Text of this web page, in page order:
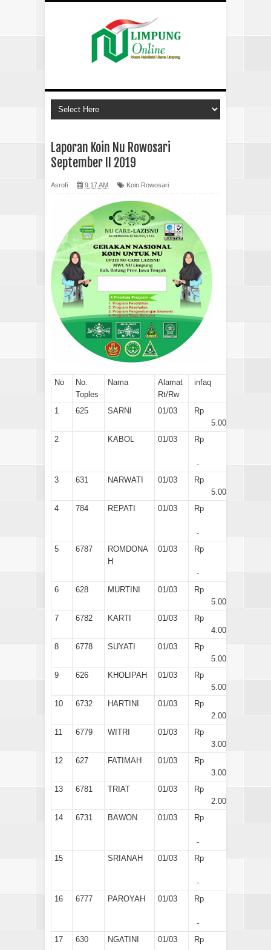
Laporan Koin Nu Rowosari
September II 2019
Asrofi 9:17 AM Koin Rowosari
No
No.
Toples
Nama
Alamat
Rt/Rw
infaq
1 625 SARNI 01/03
Rp
5.000
2
KABOL 01/03 Rp
-
3
631 NARWATI 01/03
Rp
5.000
4
784 REPATI 01/03 Rp
-
5
6787
ROMDONA
H
01/03 Rp
-
6
628 MURTINI 01/03
Rp
5.000
7
6782 KARTI 01/03
Rp
4.000
8
6778 SUYATI 01/03
Rp
5.000
9
626 KHOLIPAH 01/03
Rp
5.000
10
6732 HARTINI 01/03
Rp
2.000
11
6779 WITRI 01/03
Rp
3.000
12
627 FATIMAH 01/03
Rp
3.000
13
6781 TRIAT 01/03
Rp
2.000
14
6731 BAWON 01/03 Rp
-
15
SRIANAH 01/03 Rp
-
16
6777 PAROYAH 01/03 Rp
-
17
630 NGATINI 01/03 Rp